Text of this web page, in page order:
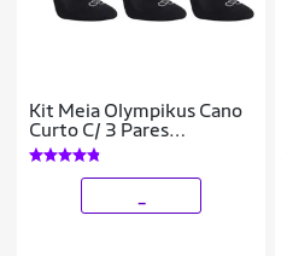
Kit Meia Olympikus Cano
Curto C/ 3 Pares
Feminino